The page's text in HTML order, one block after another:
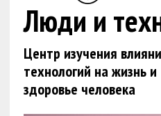
Люди и
Центр изучения
технологий на жизнь и
здоровье человека